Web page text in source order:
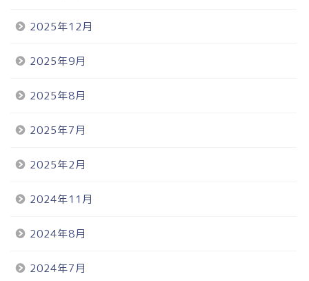
2025年12月
2025年9月
2025年8月
2025年7月
2025年2月
2024年11月
2024年8月
2024年7月